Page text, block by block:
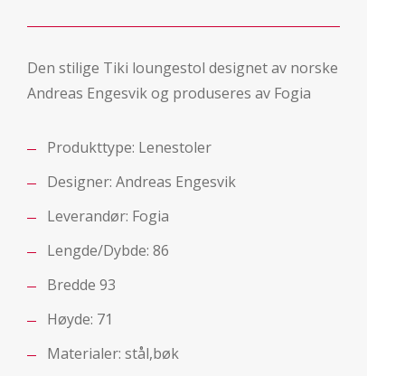
Den stilige Tiki loungestol designet av norske
Andreas Engesvik og produseres av Fogia
Produkttype: Lenestoler
Designer: Andreas Engesvik
Leverandør: Fogia
Lengde/Dybde: 86
Bredde 93
Høyde: 71
Materialer: stål,bøk